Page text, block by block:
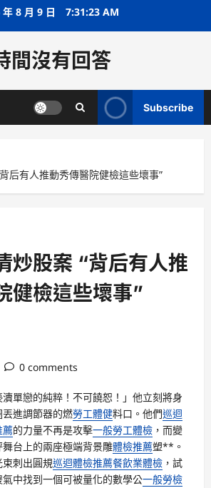
8 月 9 日 7:31:24 AM
間沒有回答
Subscribe
后有人推動秀傳醫院健檢這些壞事”
炒股案 “背后有人推
健檢這些壞事”
0 comments
瀆單戀的純粹！不可饒恕！」他立刻將身
進調節器的燃勞工體健料口。他們巡迴
薦的力量不再是攻擊一般勞工體檢 ，而變
舞台上的兩座極端背景雕體檢推薦塑**。
刺出圓規巡迴體檢推薦餐飲業體檢 ，試
氣中找到一個可被量化的數學公一般勞檢